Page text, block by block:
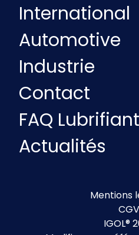
International
Automotive
Industrie
Contact
FAQ
Actualités
Mentions
CGV
IGOL®